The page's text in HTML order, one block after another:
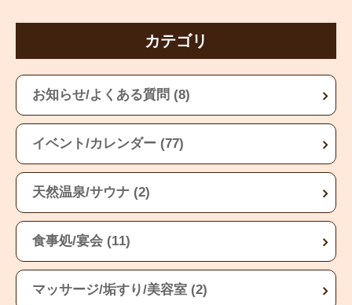
カテゴリ
お知らせ/よくある質問 (8)
イベント/カレンダー (77)
天然温泉/サウナ (2)
食事処/宴会 (11)
マッサージ/垢すり/美容室 (2)